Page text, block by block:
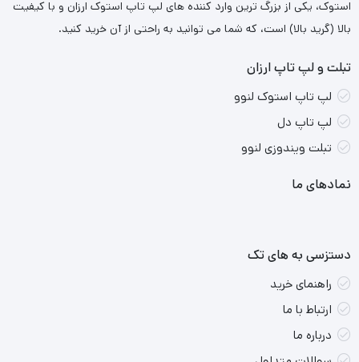
استوک، یکی از بزرگ ترین وارد کننده های لپ تاپ استوک ارزان و با کیفیت
بالا (گرید بالا) است، که شما می توانید به راحتی از آن خرید کنید.
تبلت و لپ تاپ ارزان
لپ تاپ استوک لنوو
لپ تاپ دل
تبلت ویندوزی لنوو
نمادهای ما
دستزسی به های تک
راهنمای خرید
ارتباط با ما
درباره ما